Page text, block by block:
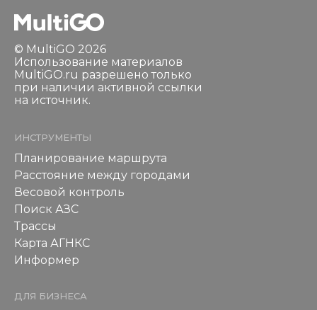
© MultiGO 2026
Использование материалов
MultiGO.ru разрешено только
при наличии активной ссылки
на источник.
ИНСТРУМЕНТЫ
Планирование маршрута
Расстояние между городами
Весовой контроль
Поиск АЗС
Трассы
Карта АГНКС
Информер
ДЛЯ БИЗНЕСА